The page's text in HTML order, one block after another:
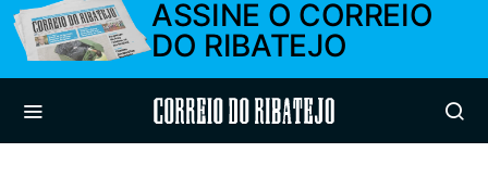
ASSINE O CORREIO
DO RIBATEJO
Correio do Ribatejo